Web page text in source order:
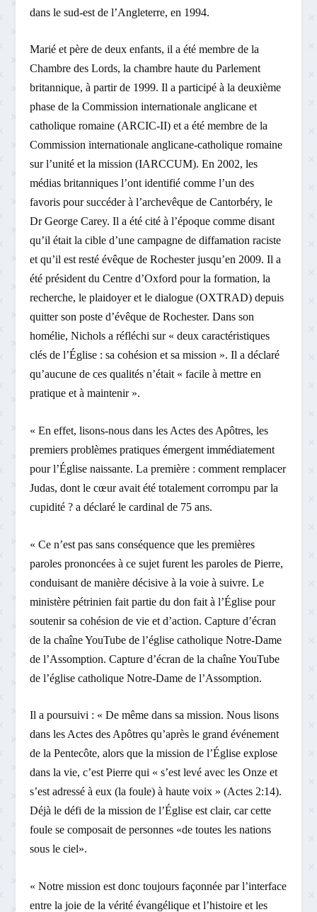
dans le sud-est de l’Angleterre, en 1994.
Marié et père de deux enfants, il a été membre de la
Chambre des Lords, la chambre haute du Parlement
britannique, à partir de 1999. Il a participé à la deuxième
phase de la Commission internationale anglicane et
catholique romaine (ARCIC-II) et a été membre de la
Commission internationale anglicane-catholique romaine
sur l’unité et la mission (IARCCUM). En 2002, les
médias britanniques l’ont identifié comme l’un des
favoris pour succéder à l’archevêque de Cantorbéry, le
Dr George Carey. Il a été cité à l’époque comme disant
qu’il était la cible d’une campagne de diffamation raciste
et qu’il est resté évêque de Rochester jusqu’en 2009. Il a
été président du Centre d’Oxford pour la formation, la
recherche, le plaidoyer et le dialogue (OXTRAD) depuis
quitter son poste d’évêque de Rochester. Dans son
homélie, Nichols a réfléchi sur « deux caractéristiques
clés de l’Église : sa cohésion et sa mission ». Il a déclaré
qu’aucune de ces qualités n’était « facile à mettre en
pratique et à maintenir ».
« En effet, lisons-nous dans les Actes des Apôtres, les
premiers problèmes pratiques émergent immédiatement
pour l’Église naissante. La première : comment remplacer
Judas, dont le cœur avait été totalement corrompu par la
cupidité ? a déclaré le cardinal de 75 ans.
« Ce n’est pas sans conséquence que les premières
paroles prononcées à ce sujet furent les paroles de Pierre,
conduisant de manière décisive à la voie à suivre. Le
ministère pétrinien fait partie du don fait à l’Église pour
soutenir sa cohésion de vie et d’action. Capture d’écran
de la chaîne YouTube de l’église catholique Notre-Dame
de l’Assomption. Capture d’écran de la chaîne YouTube
de l’église catholique Notre-Dame de l’Assomption.
Il a poursuivi : « De même dans sa mission. Nous lisons
dans les Actes des Apôtres qu’après le grand événement
de la Pentecôte, alors que la mission de l’Église explose
dans la vie, c’est Pierre qui « s’est levé avec les Onze et
s’est adressé à eux (la foule) à haute voix » (Actes 2:14).
Déjà le défi de la mission de l’Église est clair, car cette
foule se composait de personnes «de toutes les nations
sous le ciel».
« Notre mission est donc toujours façonnée par l’interface
entre la joie de la vérité évangélique et l’histoire et les